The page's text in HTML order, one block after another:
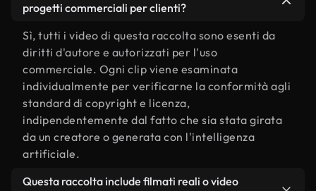
progetti commerciali per clienti?
Sì, tutti i video di questa raccolta sono esenti da
diritti d'autore e autorizzati per l'uso
commerciale. Ogni clip viene esaminata
individualmente per verificarne la conformità agli
standard di copyright e licenza,
indipendentemente dal fatto che sia stata girata
da un creatore o generata con l'intelligenza
artificiale.
Questa raccolta include filmati reali o video